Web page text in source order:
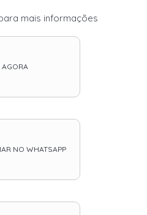
mais informações
AGORA
NO WHATSAPP